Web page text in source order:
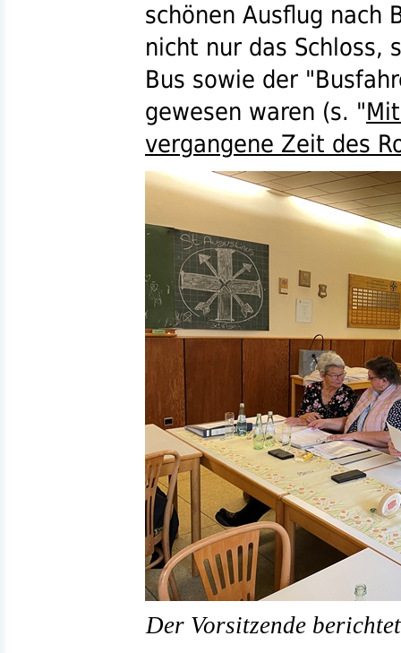
schönen Ausflug nach
nicht nur das Schloss,
Bus sowie der
gewesen waren (s. "
vergangene Zeit des
Der Vorsitzende